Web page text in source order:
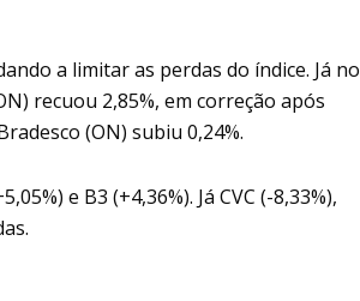
a limitar as perdas do índice. Já no
recuou 2,85%, em correção após
(ON) subiu 0,24%.
e B3 (+4,36%). Já CVC (-8,33%),